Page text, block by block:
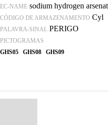
EC-NAME sodium hydrogen
CÓDIGO DE ARMAZENAMENTO Cyl
PALAVRA-SINAL PERIGO
PICTOGRAMAS
GHS05
GHS08 GHS09